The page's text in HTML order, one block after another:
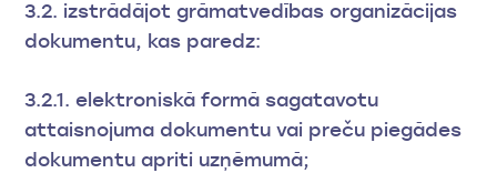
3.2. izstrādājot grāmatvedības organizācijas
dokumentu, kas paredz:
3.2.1. elektroniskā formā sagatavotu
attaisnojuma dokumentu vai preču piegādes
dokumentu apriti uzņēmumā;